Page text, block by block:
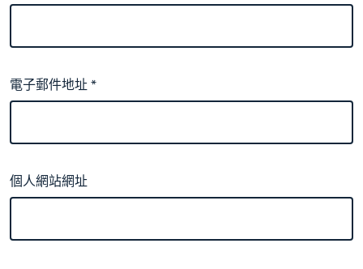
電子郵件地址*
個人網站網址